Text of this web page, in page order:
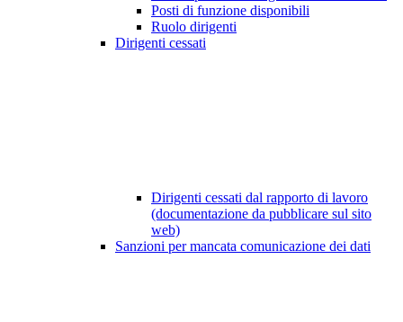
Posti di funzione disponibili
Ruolo dirigenti
Dirigenti cessati
Dirigenti cessati dal rapporto di lavoro
(documentazione da pubblicare sul sito
web)
Sanzioni per mancata comunicazione dei dati